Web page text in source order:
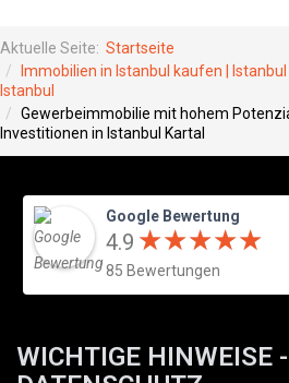
Aktuelle Seite: Startseite
Immobilien in Istanbul kaufen |
Istanbul
Gewerbeimmobilie mit hohem
Investitionen in Istanbul Kartal
Google Bewertung
4.9 ★★★★★
★★★★★
85 Bewertungen
WICHTIGE HINWEISE -